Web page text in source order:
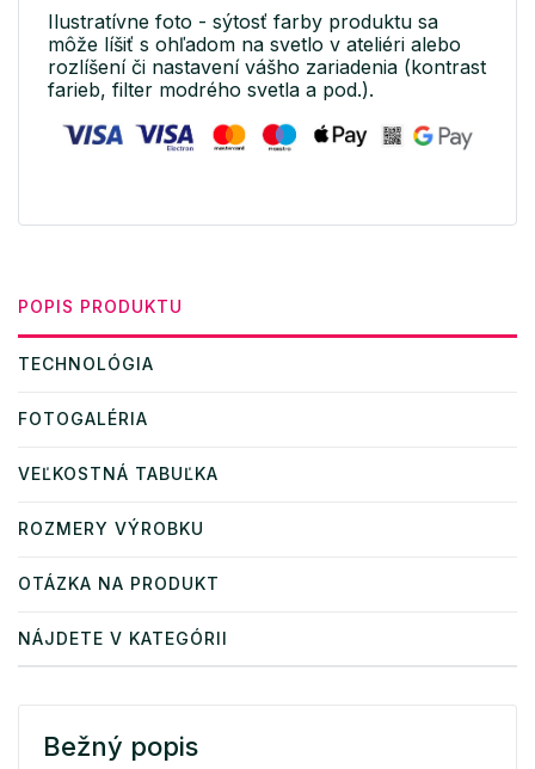
Ilustratívne foto - sýtosť farby produktu sa
môže líšiť s ohľadom na svetlo v ateliéri alebo
rozlíšení či nastavení vášho zariadenia (kontrast
farieb, filter modrého svetla a pod.).
POPIS PRODUKTU
TECHNOLÓGIA
FOTOGALÉRIA
VEĽKOSTNÁ TABUĽKA
ROZMERY VÝROBKU
OTÁZKA NA PRODUKT
NÁJDETE V KATEGÓRII
Bežný popis